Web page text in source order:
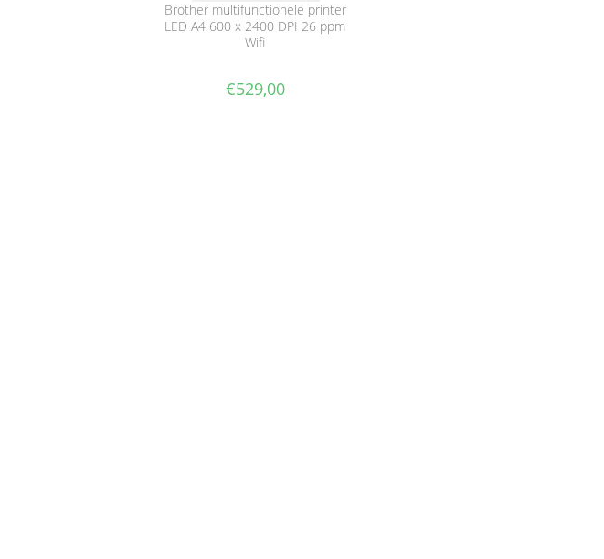
Brother multifunctionele printer
LED A4 600 x 2400 DPI 26 ppm
Wifi
€529,00